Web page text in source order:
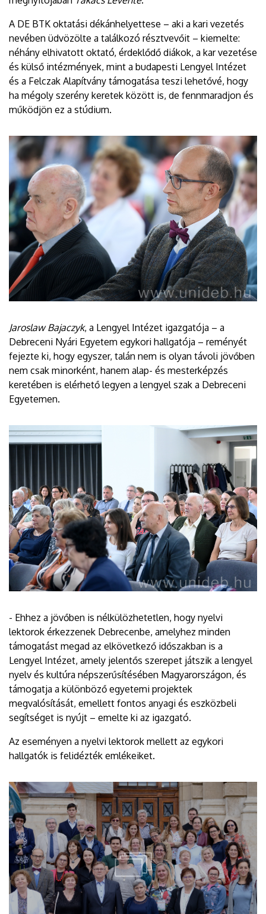
A DE BTK oktatási dékánhelyettese – aki a kari vezetés
nevében üdvözölte a találkozó résztvevőit – kiemelte:
néhány elhivatott oktató, érdeklődő diákok, a kar vezetése
és külső intézmények, mint a budapesti Lengyel Intézet
és a Felczak Alapítvány támogatása teszi lehetővé, hogy
ha mégoly szerény keretek között is, de fennmaradjon és
működjön ez a stúdium.
Jaroslaw Bajaczyk, a Lengyel Intézet igazgatója – a
Debreceni Nyári Egyetem egykori hallgatója – reményét
fejezte ki, hogy egyszer, talán nem is olyan távoli jövőben
nem csak minorként, hanem alap- és mesterképzés
keretében is elérhető legyen a lengyel szak a Debreceni
Egyetemen.
- Ehhez a jövőben is nélkülözhetetlen, hogy nyelvi
lektorok érkezzenek Debrecenbe, amelyhez minden
támogatást megad az elkövetkező időszakban is a
Lengyel Intézet, amely jelentős szerepet játszik a lengyel
nyelv és kultúra népszerűsítésében Magyarországon, és
támogatja a különböző egyetemi projektek
megvalósítását, emellett fontos anyagi és eszközbeli
segítséget is nyújt – emelte ki az igazgató.
Az eseményen a nyelvi lektorok mellett az egykori
hallgatók is felidézték emlékeiket.